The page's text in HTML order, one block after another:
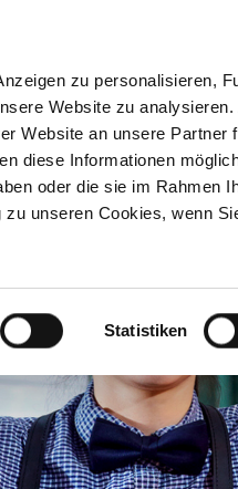
zu personalisieren,
Website zu
Website an unsere Partner
diese Informationen
oder die sie im Rahmen
unseren Cookies, wenn
Statistiken
Ausbildungs-
begleitung